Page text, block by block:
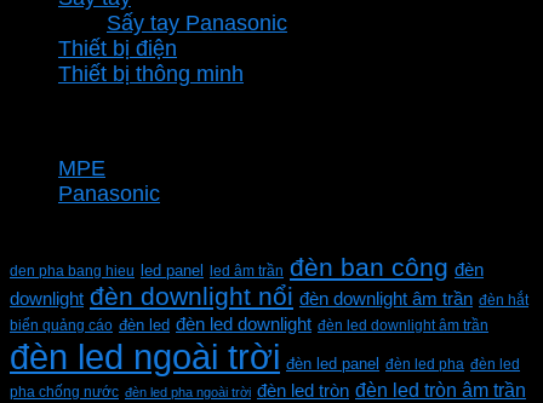
Sấy tay Panasonic
Thiết bị điện
Thiết bị thông minh
MPE
Panasonic
den pha bang hieu led panel led âm trần đèn ban công đèn
downlight đèn downlight nổi đèn downlight âm trần đèn hắt
biển quảng cáo đèn led đèn led downlight đèn led downlight âm trần
đèn led ngoài trời đèn led panel đèn led pha đèn led
pha chống nước đèn led pha ngoài trời đèn led tròn đèn led tròn âm trần